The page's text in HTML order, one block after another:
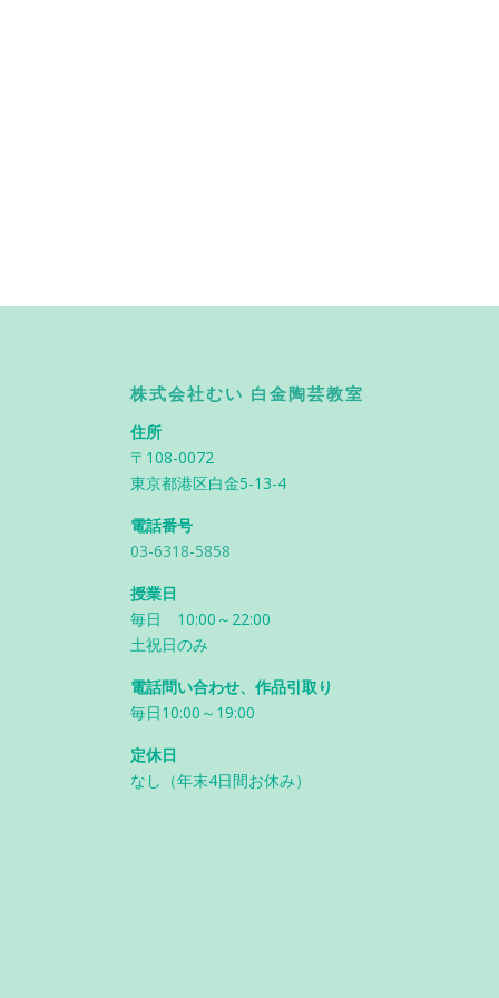
株式会社むい 白金陶芸教室
住所
〒108-0072
東京都港区白金5-13-4
電話番号
03-6318-5858
授業日
毎日 10:00～22:00
土祝日のみ
電話問い合わせ、作品引取り
毎日10:00～19:00
定休日
なし（年末4日間お休み）